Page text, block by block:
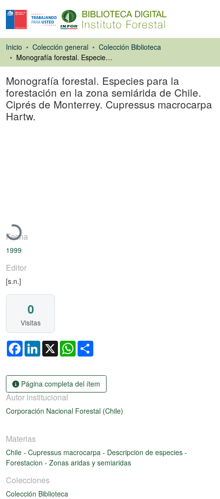
Inicio Colección general
Colección Biblioteca
Monografía forestal. Especies para la forestación en la zona semiárida de Chile. Ciprés de Monterrey. Cupressus macrocarpa Hartw.
Monografía forestal. Especies para la
forestación en la zona semiárida de Chile.
Ciprés de Monterrey. Cupressus macrocarpa
Hartw.
Cargando...
Fecha
1999
Editor
[s.n.]
0
Visitas
FacebookLinkedIn
X WhatsApp
Página completa del ítem
Autor institucional
Corporación Nacional Forestal (Chile)
Materias
Chile - Cupressus macrocarpa - Descripcion de especies -
Forestacion - Zonas aridas y semiaridas
Colecciones
Colección Biblioteca